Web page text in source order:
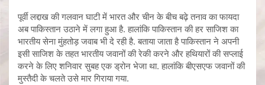
पूर्वी लद्दाख की गलवान घाटी में भारत और चीन के बीच बढ़े तनाव का फायदा
अब पाकिस्तान उठाने में लगा हुआ है. हालांकि पाकिस्तान की हर साजिश का
भारतीय सेना मुंहतोड़ जवाब भी दे रही है. बताया जाता है पाकिस्तान ने अपनी
इसी साजिश के तहत भारतीय जवानों की रेकी करने और हथियारों की सप्लाई
करने के लिए शनिवार सुबह एक ड्रोन भेजा था. हालांकि बीएसएफ जवानों की
मुस्तैदी के चलते उसे मार गिराया गया.